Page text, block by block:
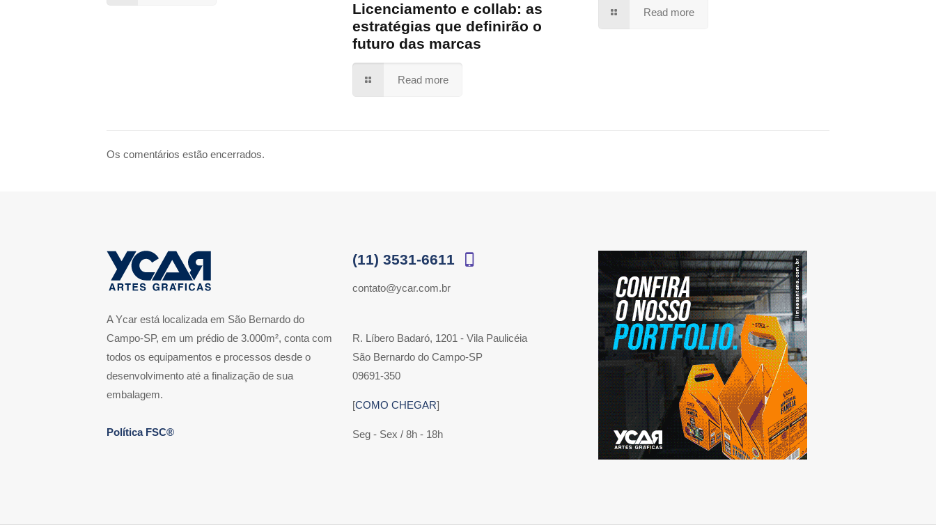
Licenciamento e collab: as
estratégias que definirão o
futuro das marcas
Read more
Read more
Os comentários estão encerrados.
A Ycar está localizada em São Bernardo do
Campo-SP, em um prédio de 3.000m², conta com
todos os equipamentos e processos desde o
desenvolvimento até a finalização de sua
embalagem.
Política FSC®
(11) 3531-6611
contato@ycar.com.br
R. Líbero Badaró, 1201 - Vila Paulicéia
São Bernardo do Campo-SP
09691-350
[COMO CHEGAR]
Seg - Sex / 8h - 18h